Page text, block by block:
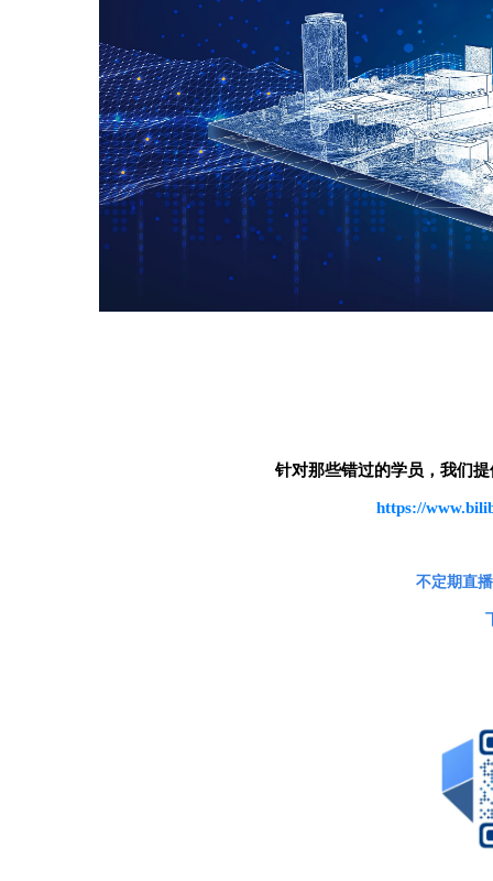
针对那些错过的学员，我们
https://
不定期直